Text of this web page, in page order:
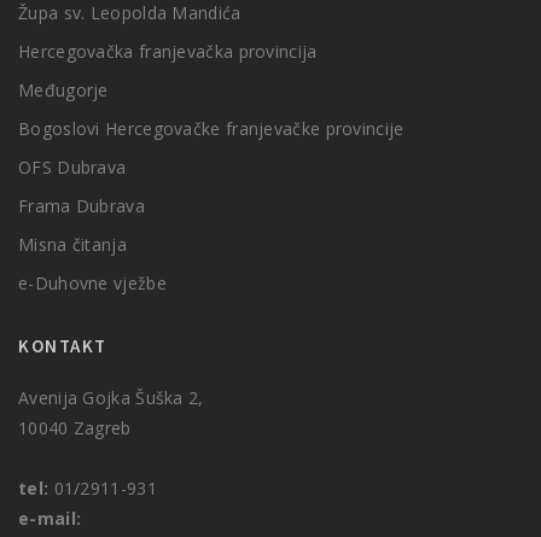
Župa sv. Leopolda Mandića
Hercegovačka franjevačka provincija
Međugorje
Bogoslovi Hercegovačke franjevačke provincije
OFS Dubrava
Frama Dubrava
Misna čitanja
e-Duhovne vježbe
KONTAKT
Avenija Gojka Šuška 2,
10040 Zagreb
tel: 01/2911-931
e-mail: